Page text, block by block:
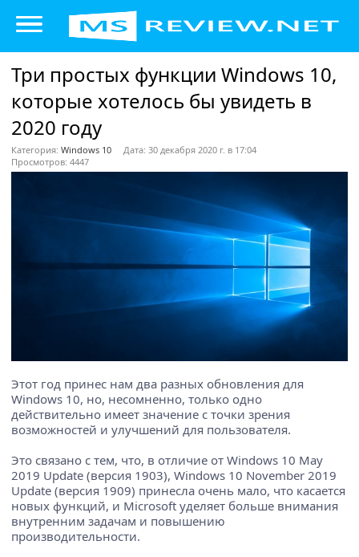
Три простых функции Windows 10,
которые хотелось бы увидеть в
2020 году
Категория: Windows 10
Дата: 30 декабря 2020 г. в 17:04
Просмотров: 4447
Этот год принес нам два разных обновления для
Windows 10, но, несомненно, только одно
действительно имеет значение с точки зрения
возможностей и улучшений для пользователя.
Это связано с тем, что, в отличие от Windows 10 May
2019 Update (версия 1903), Windows 10 November 2019
Update (версия 1909) принесла очень мало, что касается
новых функций, и Microsoft уделяет больше внимания
внутренним задачам и повышению
производительности.